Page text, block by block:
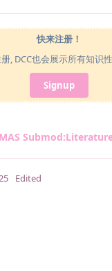
快来注册！
, DCC也会展示所有知识
Signup
MAS
Edited